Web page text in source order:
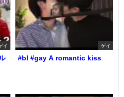
イ ゲイ
#bl #gay A romantic kiss